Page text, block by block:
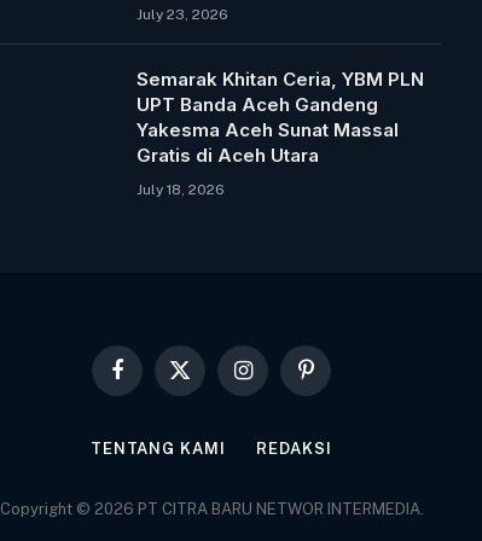
July 23, 2026
Semarak Khitan Ceria, YBM PLN
UPT Banda Aceh Gandeng
Yakesma Aceh Sunat Massal
Gratis di Aceh Utara
July 18, 2026
Facebook
X
InstagramPinterest
TENTANG KAMI REDAKSI
Copyright © 2026 PT CITRA BARU NETWOR INTERMEDIA.